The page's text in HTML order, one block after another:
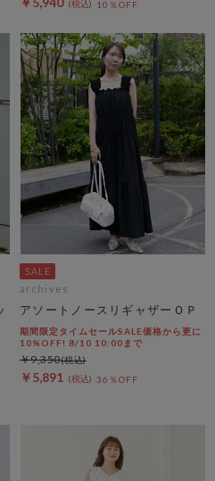
10％OFF
archives
アソートノースリギャザーＯＰ
期間限定タイムセールSALE価格から更に
10%OFF! 8/10 10:00まで
￥5,891 36％OFF
￥9,350